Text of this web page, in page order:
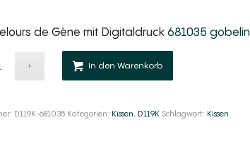
de Gène mit Digitaldruck681035 gobelin
In den Warenkorb
D119K-681035 Kategorien: Kissen, D119K Schlagwort: Kissen